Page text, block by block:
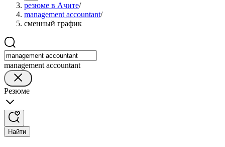
резюме в Ачите/
management accountant/
сменный график
management accountant
Резюме
Найти